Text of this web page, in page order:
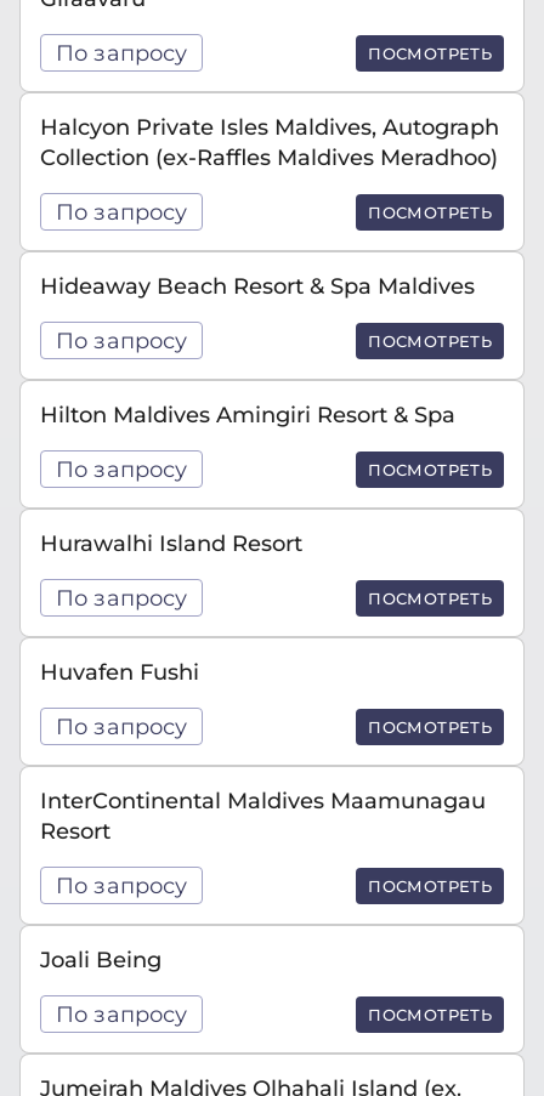
По запросу ПОСМОТРЕТЬ
Halcyon Private Isles Maldives, Autograph
Collection (ex-Raffles Maldives Meradhoo)
По запросу ПОСМОТРЕТЬ
Hideaway Beach Resort & Spa Maldives
По запросу ПОСМОТРЕТЬ
Hilton Maldives Amingiri Resort & Spa
По запросу ПОСМОТРЕТЬ
Hurawalhi Island Resort
По запросу ПОСМОТРЕТЬ
Huvafen Fushi
По запросу ПОСМОТРЕТЬ
InterContinental Maldives Maamunagau
Resort
По запросу ПОСМОТРЕТЬ
Joali Being
По запросу ПОСМОТРЕТЬ
Jumeirah Maldives Olhahali Island (ex.